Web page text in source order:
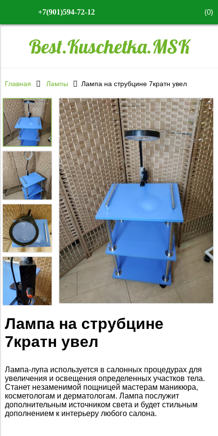
+7(901)594-72-12 (0)
Best.Kuschetka.MSK
Главная Лампы Лампа на струбцине 7кратн увел
Лампа на струбцине
7кратн увел
Лампа-лупа используется в салонных процедурах для
увеличения и освещения определенных участков тела.
Станет незаменимой пощницей мастерам маникюра,
косметологам и дерматологам. Лампа послужит
дополнительным источником света и будет стильным
дополнением к интерьеру любого салона.